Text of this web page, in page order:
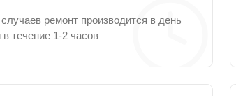
ремонт производится в день
в течение 1-2 часов